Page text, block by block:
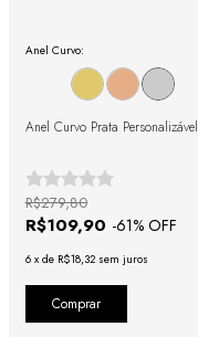
Anel Curvo:
Anel Curvo Prata Personalizável
R$109,90 -61% OFF
R$279,80
6 x de R$18,32 sem juros
Comprar